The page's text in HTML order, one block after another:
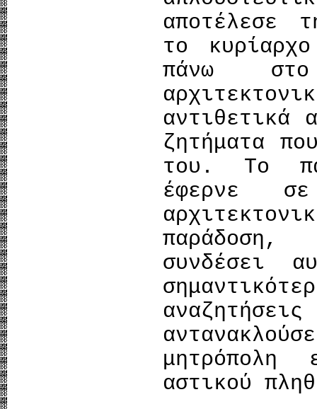
αποτέλεσε
το
πάνω
αντιθετικά
ζητήματα
του. Το
έφερνε
συνδέσει
αστικού